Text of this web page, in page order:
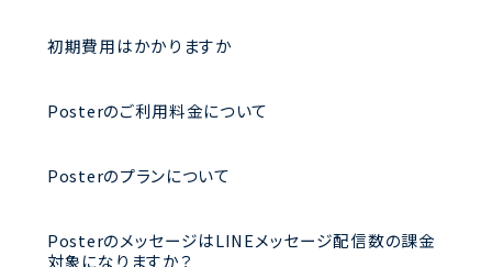
初期費用はかかりますか
Posterのご利用料金について
Posterのプランについて
PosterのメッセージはLINEメッセージ配信数の課金
対象になりますか？